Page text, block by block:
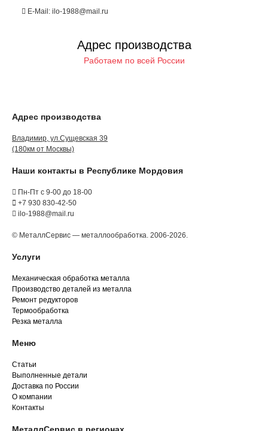
E-Mail: ilo-1988@mail.ru
Адрес производства
Работаем по всей России
Адрес производства
Владимир, ул.Сущевская 39
(180км от Москвы)
Наши контакты в Республике Мордовия
Пн-Пт с 9-00 до 18-00
+7 930 830-42-50
ilo-1988@mail.ru
© МеталлСервис — металлообработка. 2006-2026.
Услуги
Механическая обработка металла
Производство деталей из металла
Ремонт редукторов
Термообработка
Резка металла
Меню
Статьи
Выполненные детали
Доставка по России
О компании
Контакты